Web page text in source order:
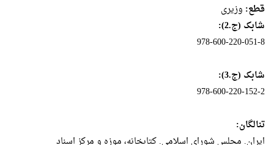
قطع: وزيرى
شابک (ج.2):
978-600-220-051-8
شابک (ج.3):
978-600-220-152-2
تنالگان:
ایران. مجلس شورای اسلامی. کتابخانه، موزه و مرکز اسناد